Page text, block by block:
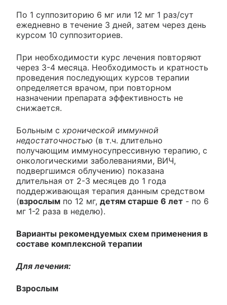
По 1 суппозиторию 6 мг или 12 мг 1 раз/сут
ежедневно в течение 3 дней, затем через день
курсом 10 суппозиториев.
При необходимости курс лечения повторяют
через 3-4 месяца. Необходимость и кратность
проведения последующих курсов терапии
определяется врачом, при повторном
назначении препарата эффективность не
снижается.
Больным с хронической иммунной
недостаточностью (в т.ч. длительно
получающим иммуносупрессивную терапию, c
онкологическими заболеваниями, ВИЧ,
подвергшимся облучению) показана
длительная от 2-3 месяцев до 1 года
поддерживающая терапия данным средством
(взрослым по 12 мг, детям старше 6 лет - по 6
мг 1-2 раза в неделю).
Варианты рекомендуемых схем применения в
составе комплексной терапии
Для лечения:
Взрослым